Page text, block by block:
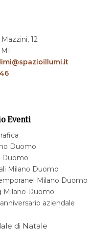
12
Eventi
Duomo
Duomo
Milano Duomo
Milano Duomo
Milano Duomo
aziendale
di Natale